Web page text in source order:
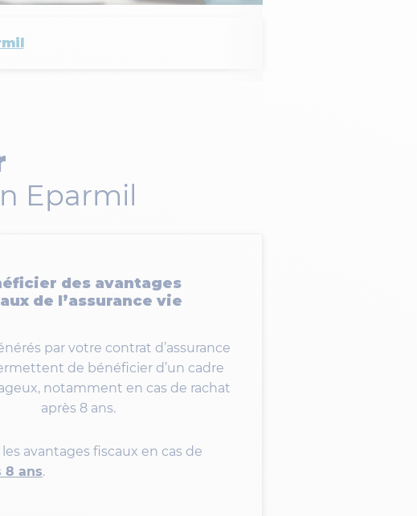
Eparmil
des avantages
de l’assurance vie
par votre contrat d’assurance
de bénéficier d’un cadre
notamment en cas de rachat
après 8 ans.
les avantages fiscaux en cas de
8 ans.